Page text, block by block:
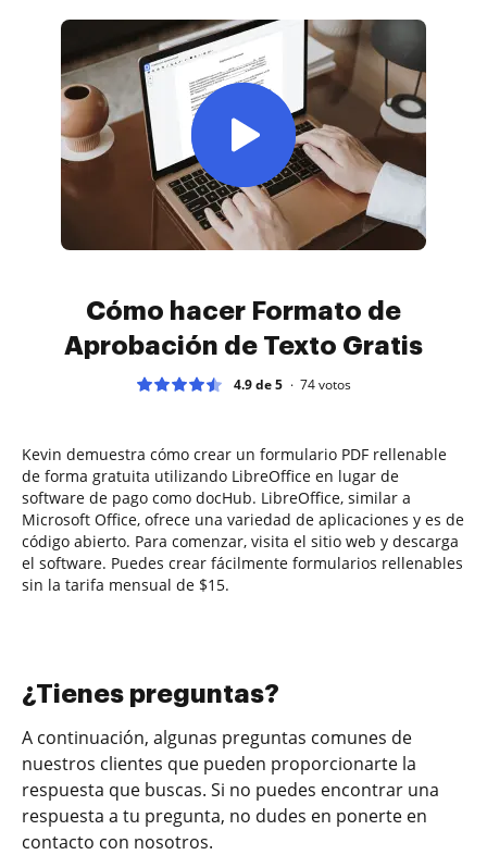
Cómo hacer Formato de
Aprobación de Texto Gratis
4.9 de 5 74votos
Kevin demuestra cómo crear un formulario PDF rellenable
de forma gratuita utilizando LibreOffice en lugar de
software de pago como docHub. LibreOffice, similar a
Microsoft Office, ofrece una variedad de aplicaciones y es de
código abierto. Para comenzar, visita el sitio web y descarga
el software. Puedes crear fácilmente formularios rellenables
sin la tarifa mensual de $15.
¿Tienes preguntas?
A continuación, algunas preguntas comunes de
nuestros clientes que pueden proporcionarte la
respuesta que buscas. Si no puedes encontrar una
respuesta a tu pregunta, no dudes en ponerte en
contacto con nosotros.